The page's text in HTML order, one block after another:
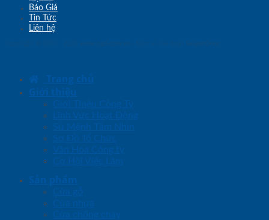
Báo Giá
Tin Tức
Liên hệ
Trang chủ
Giới thiệu
Giới Thiệu Công Ty
Lĩnh Vực Hoạt Động
Sứ Mệnh Tầm Nhìn
Sơ Đồ Tổ Chức
Văn Hóa Công ty
Cơ Hội Việc Làm
Sản phẩm
Cửa gỗ
Cửa nhựa
Cửa chống cháy